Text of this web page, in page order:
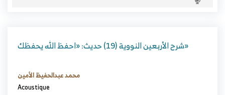
شرح الأربعين النووية (19) حديث: «احفظ الله يحفظك»
محمد عبدالحفيظ الأمين
Acoustique